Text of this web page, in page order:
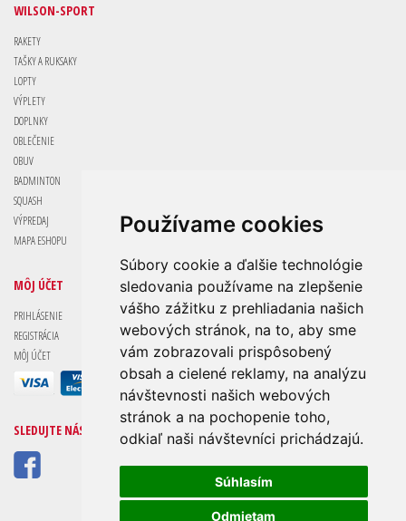
Používame cookies
Súbory cookie a ďalšie technológie
sledovania používame na zlepšenie
vášho zážitku z prehliadania našich
webových stránok, na to, aby sme
vám zobrazovali prispôsobený
obsah a cielené reklamy, na analýzu
návštevnosti našich webových
stránok a na pochopenie toho,
odkiaľ naši návštevníci prichádzajú.
Súhlasím
Odmietam
WILSON-SPORT
RAKETY
TAŠKY A RUKSAKY
LOPTY
VÝPLETY
DOPLNKY
OBLEČENIE
OBUV
BADMINTON
SQUASH
VÝPREDAJ
MAPA ESHOPU
MÔJ ÚČET
PRIHLÁSENIE
REGISTRÁCIA
MÔJ ÚČET
SLEDUJTE NÁS